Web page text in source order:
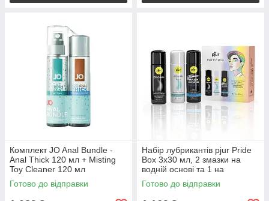
Комплект JO Anal Bundle -
Anal Thick 120 мл + Misting
Toy Cleaner 120 мл
Готово до відправки
Набір лубрикантів pjur Pride
Box 3х30 мл, 2 змазки на
водній основі та 1 на
силіконовій
Готово до відправки